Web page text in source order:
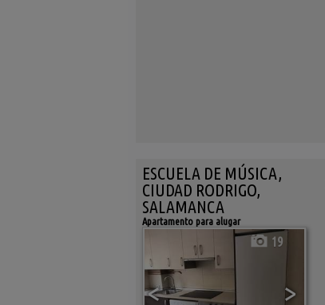
ESCUELA DE MÚSICA,
CIUDAD RODRIGO,
SALAMANCA
Apartamento para alugar
< >
19